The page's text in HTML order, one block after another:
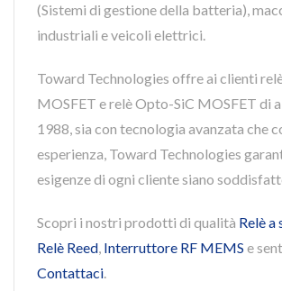
(Sistemi di gestione della batteria),
industriali e veicoli elettrici.
Toward Technologies offre ai clienti
MOSFET e relè Opto-SiC MOSFET di
1988, sia con tecnologia avanzata che
esperienza, Toward Technologies
esigenze di ogni cliente siano
Scopri i nostri prodotti di qualità Relè
Relè Reed, Interruttore RF MEMS e
Contattaci.